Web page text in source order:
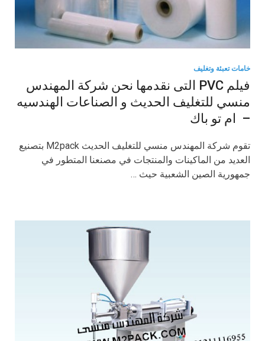
خامات تعبئة وتغليف
فيلم PVC التى نقدمها نحن شركة المهندس
منسي للتغليف الحديث و الصناعات الهندسيه
– ام تو باك
تقوم شركة المهندس منسي للتغليف الحديث M2pack بتصنيع
العديد من الماكينات والمنتجات في مصنعنا المتطور في
جمهورية الصين الشعبية حيث …